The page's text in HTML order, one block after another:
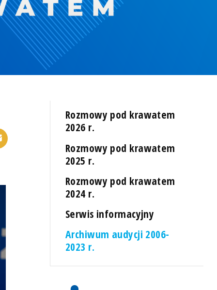
Rozmowy pod krawatem
2026 r.
Rozmowy pod krawatem
2025 r.
Rozmowy pod krawatem
2024 r.
Serwis informacyjny
Archiwum audycji 2006-
2023 r.